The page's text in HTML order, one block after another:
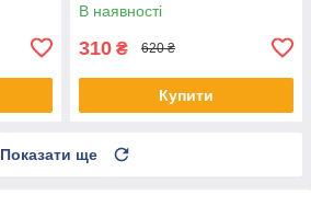
В наявності
310 ₴ 620 ₴
Купити
Показати ще